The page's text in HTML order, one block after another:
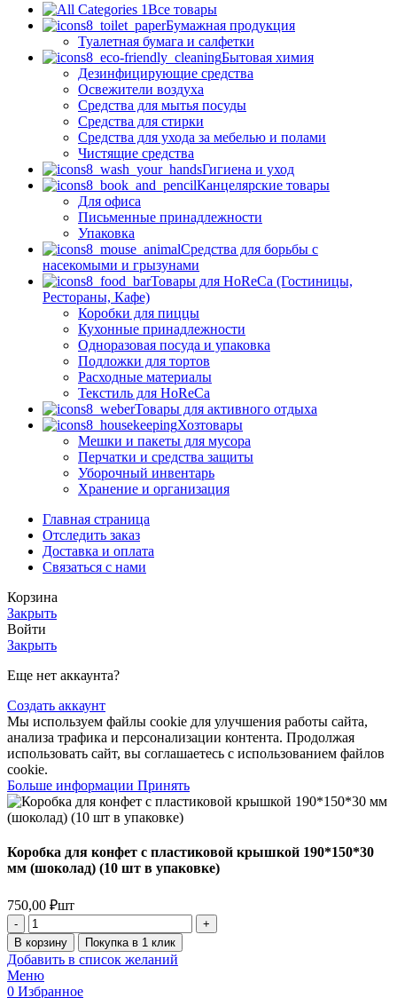
Все товары
Бумажная продукция
Туалетная бумага и салфетки
Бытовая химия
Дезинфицирующие средства
Освежители воздуха
Средства для мытья посуды
Средства для стирки
Средства для ухода за мебелью и полами
Чистящие средства
Гигиена и уход
Канцелярские товары
Для офиса
Письменные принадлежности
Упаковка
Средства для борьбы с
насекомыми и грызунами
Товары для HoReCa (Гостиницы,
Рестораны, Кафе)
Коробки для пиццы
Кухонные принадлежности
Одноразовая посуда и упаковка
Подложки для тортов
Расходные материалы
Текстиль для HoReCa
Товары для активного отдыха
Хозтовары
Мешки и пакеты для мусора
Перчатки и средства защиты
Уборочный инвентарь
Хранение и организация
Главная страница
Отследить заказ
Доставка и оплата
Связаться с нами
Корзина
Закрыть
Войти
Закрыть
Еще нет аккаунта?
Создать аккаунт
Мы используем файлы cookie для улучшения работы сайта,
анализа трафика и персонализации контента. Продолжая
использовать сайт, вы соглашаетесь с использованием файлов
cookie.
Больше информации Больше
информации
Принять
Коробка для конфет с пластиковой крышкой 190*150*30
мм (шоколад) (10 шт в упаковке)
750,00 ₽шт
Количество
товара
Коробка
для
конфет
В корзину Покупка в 1 клик
Добавить в список желаний
Меню
0 Избранное